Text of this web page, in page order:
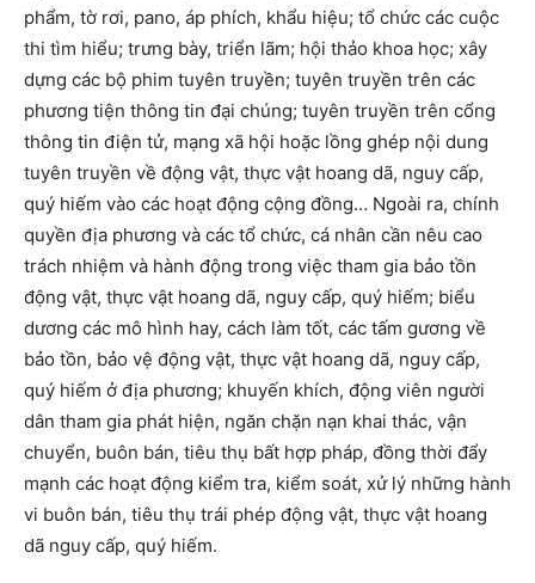
phẩm, tờ rơi, pano, áp phích, khẩu hiệu; tổ chức các cuộc
thi tìm hiểu; trưng bày, triển lãm; hội thảo khoa học; xây
dựng các bộ phim tuyên truyền; tuyên truyền trên các
phương tiện thông tin đại chúng; tuyên truyền trên cổng
thông tin điện tử, mạng xã hội hoặc lồng ghép nội dung
tuyên truyền về động vật, thực vật hoang dã, nguy cấp,
quý hiếm vào các hoạt động cộng đồng… Ngoài ra, chính
quyền địa phương và các tổ chức, cá nhân cần nêu cao
trách nhiệm và hành động trong việc tham gia bảo tồn
động vật, thực vật hoang dã, nguy cấp, quý hiếm; biểu
dương các mô hình hay, cách làm tốt, các tấm gương về
bảo tồn, bảo vệ động vật, thực vật hoang dã, nguy cấp,
quý hiếm ở địa phương; khuyến khích, động viên người
dân tham gia phát hiện, ngăn chặn nạn khai thác, vận
chuyển, buôn bán, tiêu thụ bất hợp pháp, đồng thời đẩy
mạnh các hoạt động kiểm tra, kiểm soát, xử lý những hành
vi buôn bán, tiêu thụ trái phép động vật, thực vật hoang
dã nguy cấp, quý hiếm.